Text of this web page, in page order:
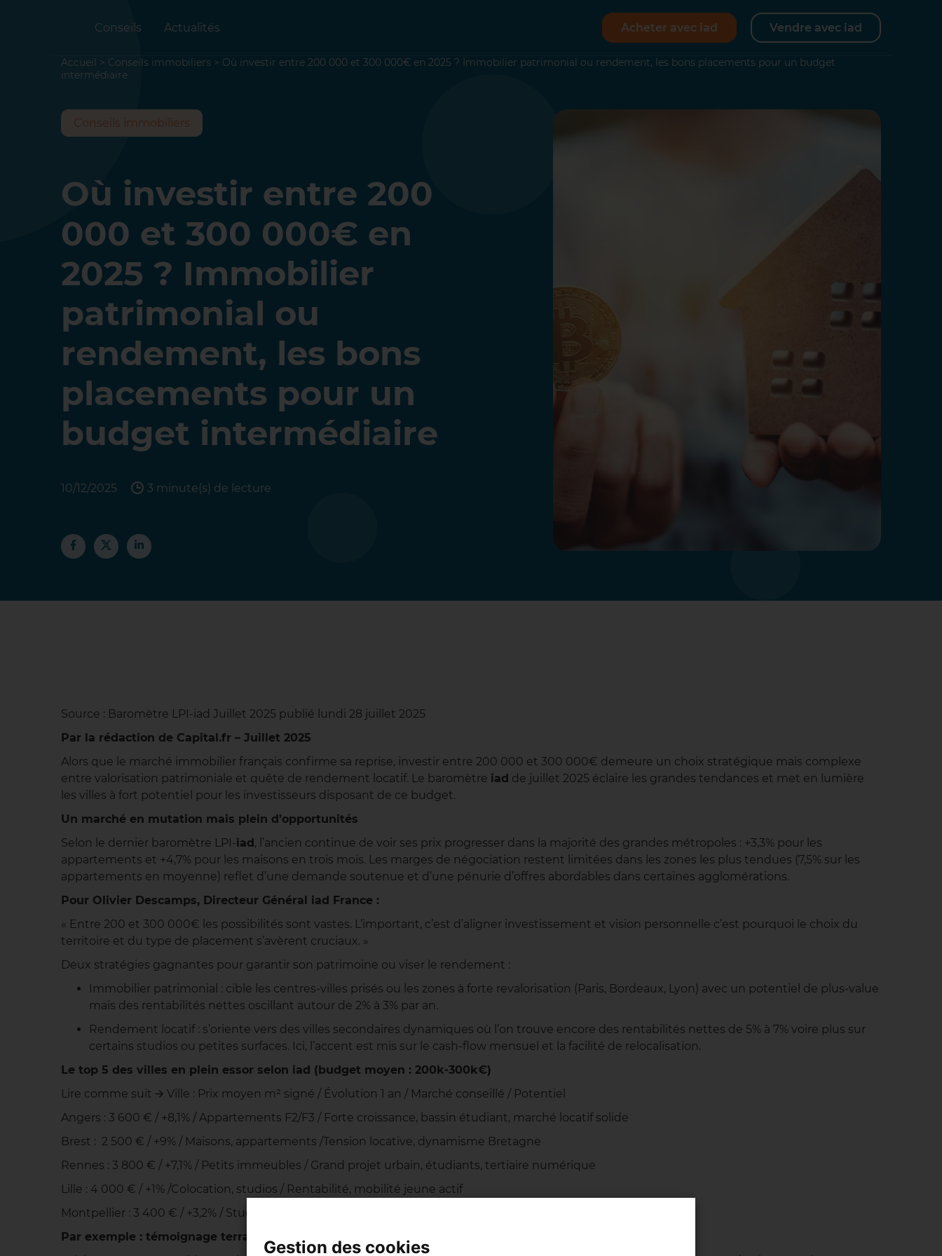
Conseils Actualités Acheter avec iad Vendre avec iad
Accueil > Conseils immobiliers > Où investir entre 200 000 et 300 000€ en 2025 ? Immobilier patrimonial ou rendement, les bons placements pour un budget
intermédiaire
Où investir entre 200
000 et 300 000€ en
2025 ? Immobilier
patrimonial ou
rendement, les bons
placements pour un
budget intermédiaire
10/12/2025 3 minute(s) de lecture
Conseils immobiliers
Source : Baromètre LPI-iad Juillet 2025 publié lundi 28 juillet 2025
Par la rédaction de Capital.fr – Juillet 2025
Alors que le marché immobilier français confirme sa reprise, investir entre 200 000 et 300 000€ demeure un choix stratégique mais complexe
entre valorisation patrimoniale et quête de rendement locatif. Le baromètre iad de juillet 2025 éclaire les grandes tendances et met en lumière
les villes à fort potentiel pour les investisseurs disposant de ce budget.
Un marché en mutation mais plein d’opportunités
Selon le dernier baromètre LPI-iad , l’ancien continue de voir ses prix progresser dans la majorité des grandes métropoles : +3,3% pour les
appartements et +4,7% pour les maisons en trois mois. Les marges de négociation restent limitées dans les zones les plus tendues (7,5% sur les
appartements en moyenne) reflet d’une demande soutenue et d’une pénurie d’offres abordables dans certaines agglomérations.
Pour Olivier Descamps, Directeur Général iad France :
« Entre 200 et 300 000€ les possibilités sont vastes. L’important, c’est d’aligner investissement et vision personnelle c’est pourquoi le choix du
territoire et du type de placement s’avèrent cruciaux. »
Deux stratégies gagnantes pour garantir son patrimoine ou viser le rendement :
Immobilier patrimonial : cible les centres-villes prisés ou les zones à forte revalorisation (Paris, Bordeaux, Lyon) avec un potentiel de plus-value
mais des rentabilités nettes oscillant autour de 2% à 3% par an.
Rendement locatif : s’oriente vers des villes secondaires dynamiques où l’on trouve encore des rentabilités nettes de 5% à 7% voire plus sur
certains studios ou petites surfaces. Ici, l’accent est mis sur le cash-flow mensuel et la facilité de relocalisation.
Le top 5 des villes en plein essor selon iad (budget moyen : 200k-300k€)
Lire comme suit 🡪 Ville : Prix moyen m² signé / Évolution 1 an / Marché conseillé / Potentiel
Angers : 3 600 € / +8,1% / Appartements F2/F3 / Forte croissance, bassin étudiant, marché locatif solide
Brest : 2 500 € / +9% / Maisons, appartements /Tension locative, dynamisme Bretagne
Rennes : 3 800 € / +7,1% / Petits immeubles / Grand projet urbain, étudiants, tertiaire numérique
Lille : 4 000 € / +1% /Colocation, studios / Rentabilité, mobilité jeune actif
Montpellier : 3 400 € / +3,2% / Studio, T2/ Croissance démographique, télétravail
Par exemple : témoignage terrain sur le choix du rendement à Brest :
Gestion des cookies